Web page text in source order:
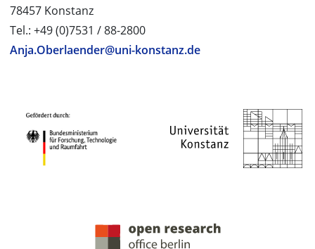
78457 Konstanz
Tel.: +49 (0)7531 / 88-2800
Anja.Oberlaender@uni-konstanz.de